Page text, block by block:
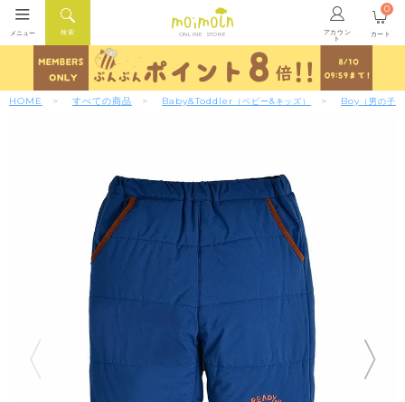
ONLINE STORE アカウン
ト
検索
メニュー カート
0
HOME すべての商品 Baby&Toddler （ベビー&キッズ） Boy （男の子）